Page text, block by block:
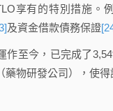
享有的特別措施。
及資金借款債務保證
至今，已完成了
藥物研發公司），使